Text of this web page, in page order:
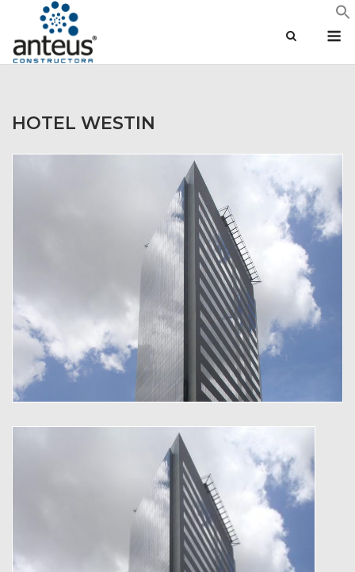
contenido
HOTEL WESTIN